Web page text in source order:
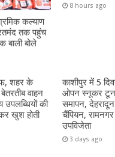
कल्याण
तक पहुंच
बाली बोले
8 hours ago
शहर के
वाहन
की
कर खुश होती
काशीपुर में 5
ओपन स्नूकर
समापन,
चैंपियन,
उपविजेता
3 days ago